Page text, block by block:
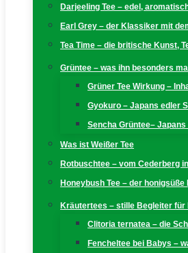
Darjeeling Tee – edel,
Earl Grey – der Klassiker mit
Tea Time – die britische Kunst,
Grüntee – was ihn besonders
Grüner Tee Wirkung –
Gyokuro – Japans edler
Sencha Grüntee–
Was ist Weißer Tee
Rotbuschtee – vom Cederberg
Honeybush Tee – der
Kräutertees – stille Begleiter für
Clitoria ternatea – die
Fencheltee bei Babys –